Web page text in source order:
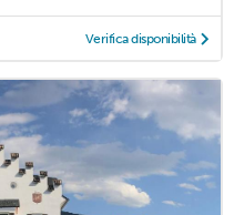
Verifica disponibilità